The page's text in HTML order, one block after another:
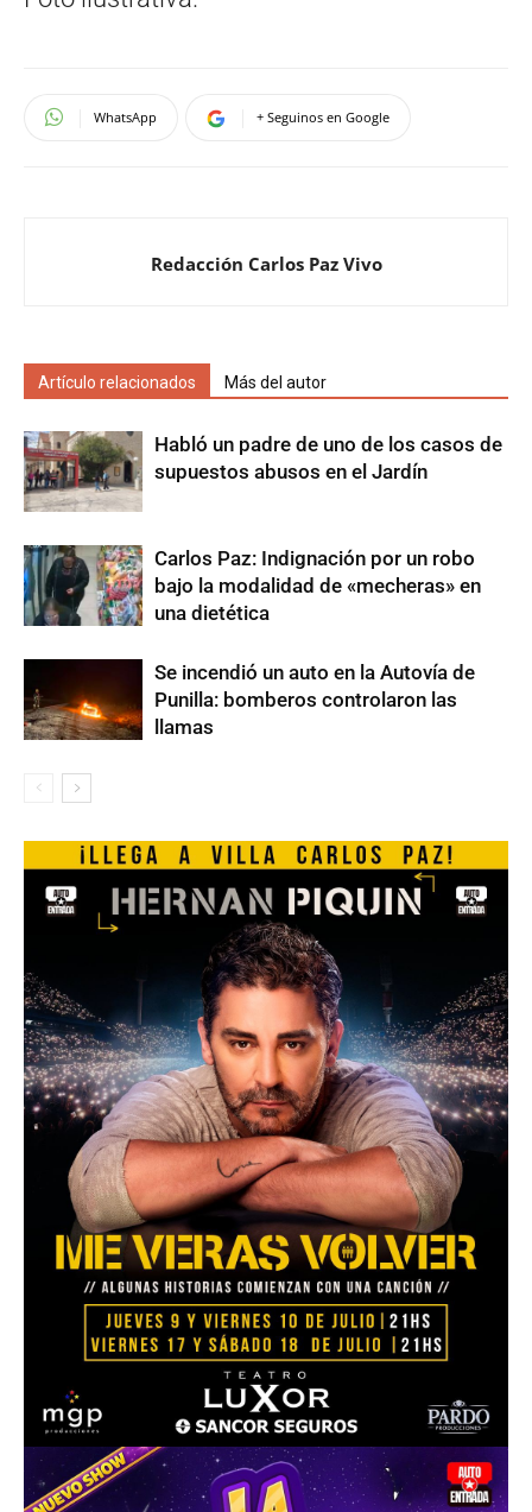
WhatsApp + Seguinos en Google
Redacción Carlos Paz Vivo
Artículo relacionados Más del autor
Habló un padre de uno de los casos de
supuestos abusos en el Jardín
Carlos Paz: Indignación por un robo
bajo la modalidad de «mecheras» en
una dietética
Se incendió un auto en la Autovía de
Punilla: bomberos controlaron las
llamas